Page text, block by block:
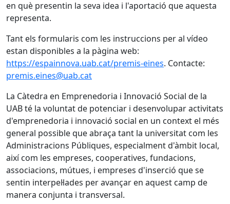
en què presentin la seva idea i l'aportació que aquesta
representa.
Tant els formularis com les instruccions per al vídeo
estan disponibles a la pàgina web:
https://espainnova.uab.cat/premis-eines. Contacte:
premis.eines@uab.cat
La Càtedra en Emprenedoria i Innovació Social de la
UAB té la voluntat de potenciar i desenvolupar activitats
d'emprenedoria i innovació social en un context el més
general possible que abraça tant la universitat com les
Administracions Públiques, especialment d'àmbit local,
així com les empreses, cooperatives, fundacions,
associacions, mútues, i empreses d'inserció que se
sentin interpel·lades per avançar en aquest camp de
manera conjunta i transversal.